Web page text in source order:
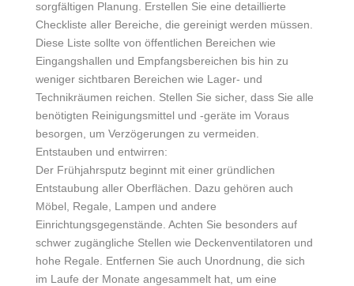
sorgfältigen Planung. Erstellen Sie eine detaillierte
Checkliste aller Bereiche, die gereinigt werden müssen.
Diese Liste sollte von öffentlichen Bereichen wie
Eingangshallen und Empfangsbereichen bis hin zu
weniger sichtbaren Bereichen wie Lager- und
Technikräumen reichen. Stellen Sie sicher, dass Sie alle
benötigten Reinigungsmittel und -geräte im Voraus
besorgen, um Verzögerungen zu vermeiden.
Entstauben und entwirren:
Der Frühjahrsputz beginnt mit einer gründlichen
Entstaubung aller Oberflächen. Dazu gehören auch
Möbel, Regale, Lampen und andere
Einrichtungsgegenstände. Achten Sie besonders auf
schwer zugängliche Stellen wie Deckenventilatoren und
hohe Regale. Entfernen Sie auch Unordnung, die sich
im Laufe der Monate angesammelt hat, um eine